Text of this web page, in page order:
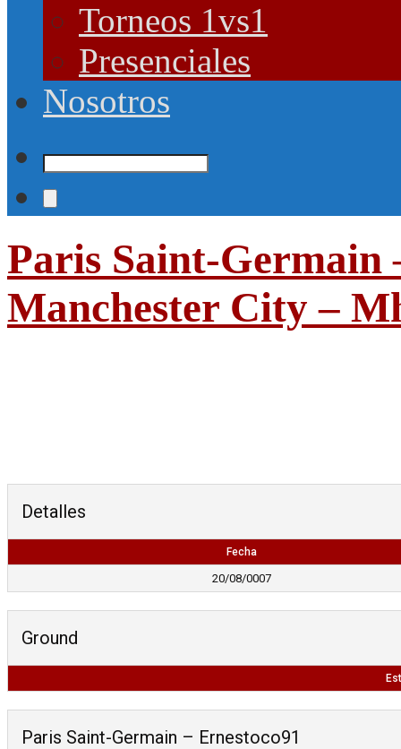
Torneos 1vs1
Presenciales
Nosotros
Paris Saint-Germain
Manchester City –
Detalles
Fecha
20/08/0007
Ground
Paris Saint-Germain – Ernestoco91